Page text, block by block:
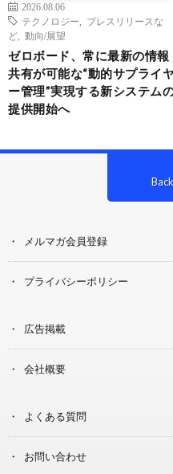
2026.08.06
テクノロジー
プレスリリースな
ど
動向/展望
ゼロボード、常に最新の情報
共有が可能な“動的サプライ
ー管理”実現する新システム
提供開始へ
メルマガ会員登録
プライバシーポリシー
広告掲載
会社概要
よくある質問
お問い合わせ